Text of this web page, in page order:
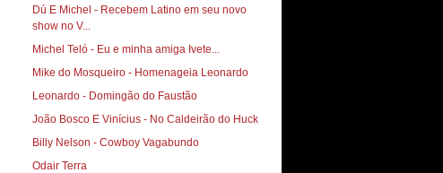
Dú E Michel - Recebem Latino em seu novo
show no V...
Michel Teló - Eu e minha amiga Ivete...
Mike do Mosqueiro - Homenageia Leonardo
Leonardo - Domingão do Faustão
João Bosco E Vinícius - No Caldeirão do Huck‏
Billy Nelson - Cowboy Vagabundo
Odair Terra